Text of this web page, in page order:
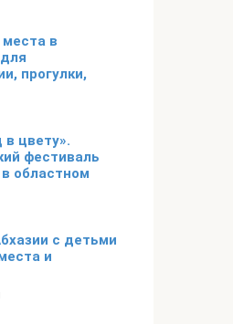
в
прогулки,
в цвету».
фестиваль
областном
с детьми
и